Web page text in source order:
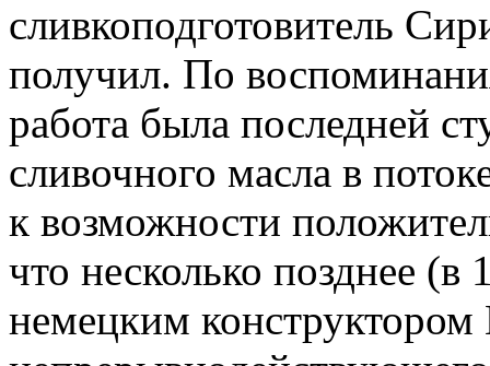
сливкоподготовитель
получил. По
работа была последней
сливочного масла в
к возможности
что несколько позднее
немецким